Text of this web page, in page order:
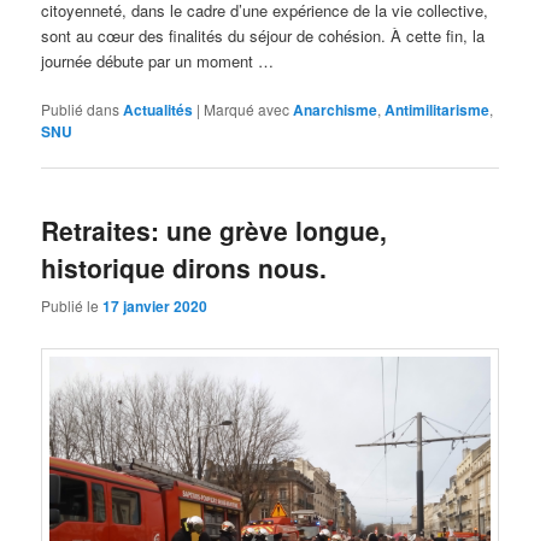
citoyenneté, dans le cadre d’une expérience de la vie collective,
sont au cœur des finalités du séjour de cohésion. À cette fin, la
journée débute par un moment …
Publié dansActualités | Marqué avecAnarchisme,Antimilitarisme,
SNU
Retraites: une grève longue,
historique dirons nous.
Publié le17 janvier 2020